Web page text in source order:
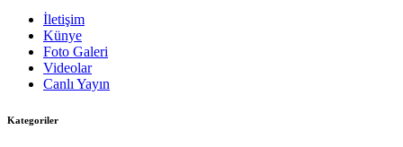
İletişim
Künye
Foto Galeri
Videolar
Canlı Yayın
Kategoriler